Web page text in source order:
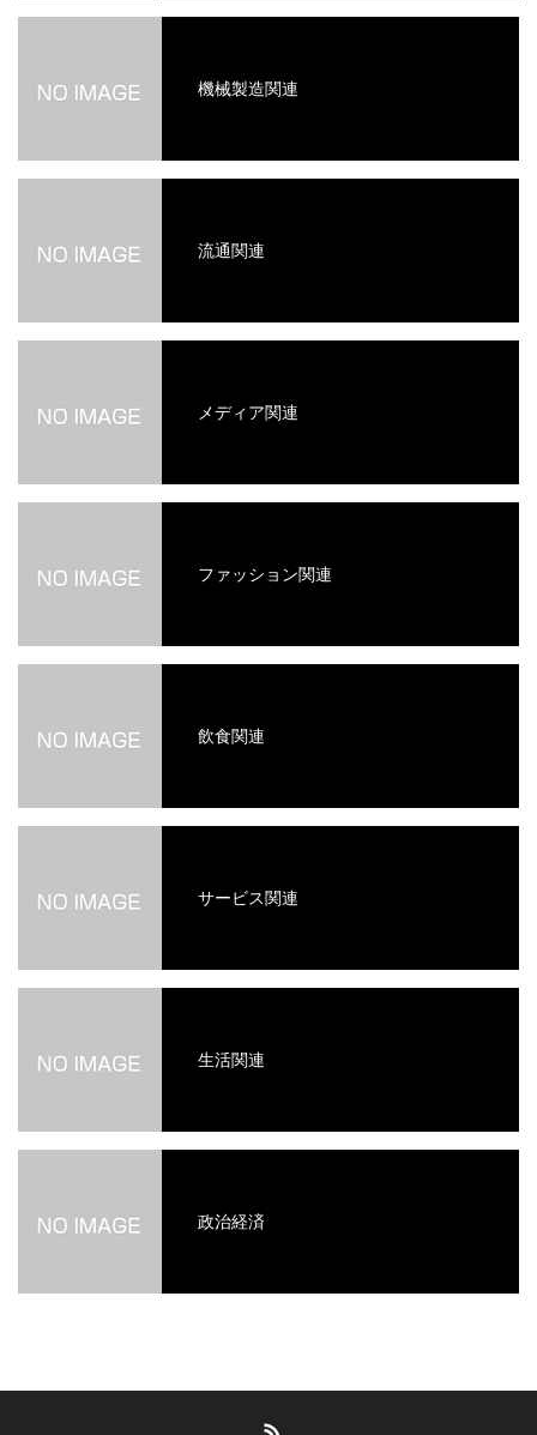
機械製造関連
流通関連
メディア関連
ファッション関連
飲食関連
サービス関連
生活関連
政治経済